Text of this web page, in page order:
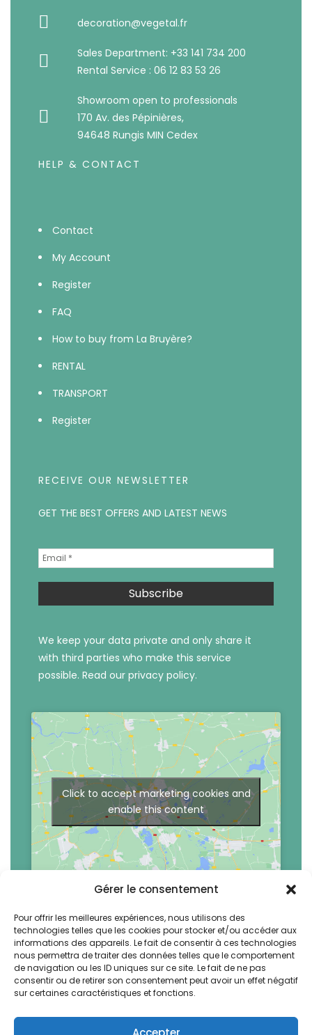
Gérer le consentement
Pour offrir les meilleures expériences, nous utilisons des
technologies telles que les cookies pour stocker et/ou accéder aux
informations des appareils. Le fait de consentir à ces technologies
nous permettra de traiter des données telles que le comportement
de navigation ou les ID uniques sur ce site. Le fait de ne pas
consentir ou de retirer son consentement peut avoir un effet négatif
sur certaines caractéristiques et fonctions.
decoration@vegetal.fr
Sales Department: +33 141 734 200
Rental Service : 06 12 83 53 26
Showroom open to professionals
170 Av. des Pépinières,
94648 Rungis MIN Cedex
HELP & CONTACT
Contact
My Account
Register
FAQ
How to buy from La Bruyère?
RENTAL
TRANSPORT
Register
RECEIVE OUR NEWSLETTER
GET THE BEST OFFERS AND LATEST NEWS
We keep your data private and only share it
with third parties who make this service
possible. Read our privacy policy.
Click to accept marketing cookies and
enable this content
La Bruyere by Vegetal. All rights reserved -
Design & Webdev by AWS-Europe™
Français English